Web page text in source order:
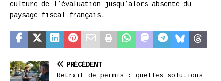
culture de l’évaluation jusqu’alors absente du
paysage fiscal français.
PRÉCÉDENT
Retrait de permis : quelles solutions